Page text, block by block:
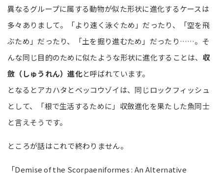
異なるグループに属する動物が似た形状に進化するケースは
多々ありまして。「より速く泳ぐため」だったり、「空を飛
ぶため」だったり、「土を掘り進むため」だったり……。そ
んな同じ目的のために似たような形状に進化することは、 収
斂（しゅうれん）進化と呼ばれています。
となるとアカハタとベッコウゾイは、同じロックフィッシュ
として、「根で生活するために」収斂進化を果たした魚同士
と言えそうです。
ところが話はこれで終わりません。
「Demise of the Scorpaeniformes : An Alternative